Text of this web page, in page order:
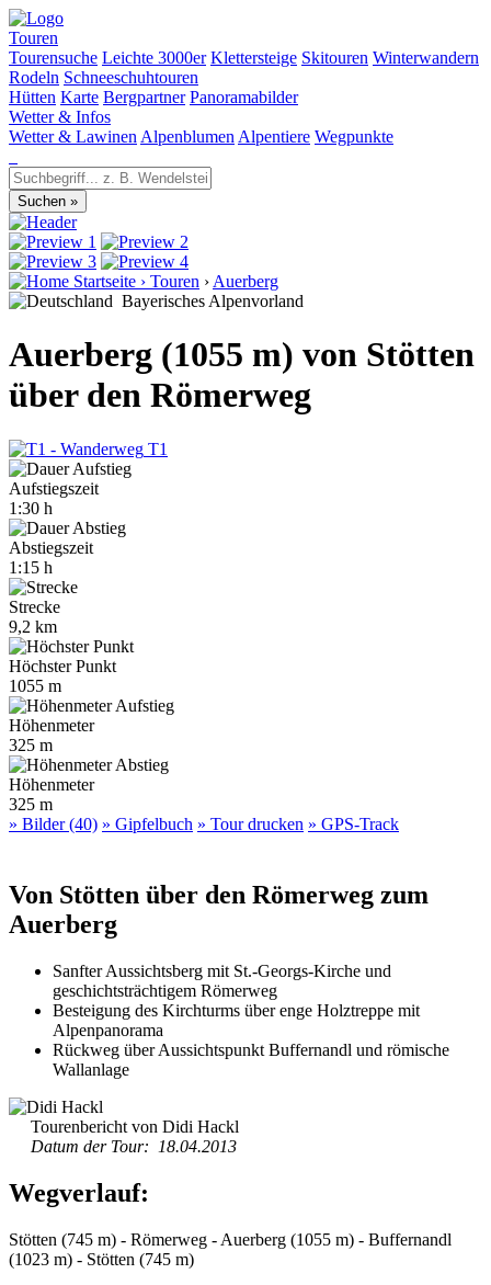
Touren
Tourensuche Leichte 3000er Klettersteige Skitouren Winterwandern
Rodeln Schneeschuhtouren
Hütten Karte Bergpartner Panoramabilder
Wetter & Infos
Wetter & Lawinen Alpenblumen Alpentiere Wegpunkte
Startseite › Touren › Auerberg
Bayerisches Alpenvorland
Auerberg (1055 m) von Stötten
über den Römerweg
T1
Aufstiegszeit
1:30 h
Abstiegszeit
1:15 h
Strecke
9,2 km
Höchster Punkt
1055 m
Höhenmeter
325 m
Höhenmeter
325 m
» Bilder (40) » Gipfelbuch » Tour drucken » GPS-Track
Von Stötten über den Römerweg zum
Auerberg
Sanfter Aussichtsberg mit St.-Georgs-Kirche und
geschichtsträchtigem Römerweg
Besteigung des Kirchturms über enge Holztreppe mit
Alpenpanorama
Rückweg über Aussichtspunkt Buffernandl und römische
Wallanlage
Tourenbericht von Didi Hackl
Datum der Tour: 18.04.2013
Wegverlauf:
Stötten (745 m) - Römerweg - Auerberg (1055 m) - Buffernandl
(1023 m) - Stötten (745 m)